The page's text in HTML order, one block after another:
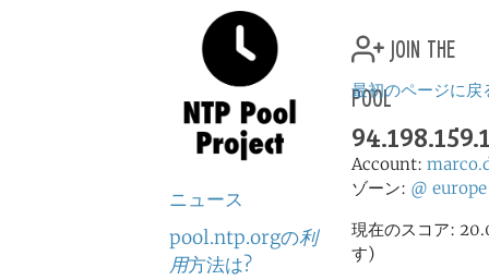
ニュース
pool.ntp.orgの利
用方法は?
join the
pool
最初のページに戻
Account:
ゾーン: @ europe
現在のスコア:
す)